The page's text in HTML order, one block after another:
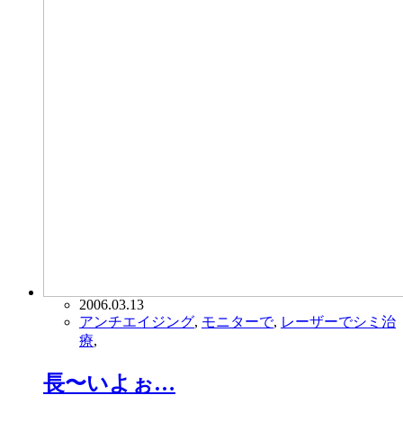
2006.03.13
アンチエイジング, モニターで, レーザーでシミ治
療,
長〜いよぉ…